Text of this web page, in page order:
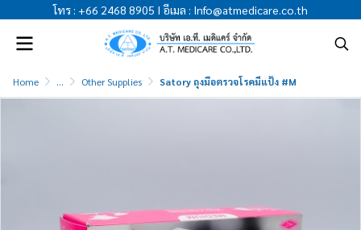
โทร : +66 2468 8905 I อีเมล : Info@atmedicare.co.th
Home ... Other Supplies Satory ถุงมือตรวจโรคมีแป้ง #M